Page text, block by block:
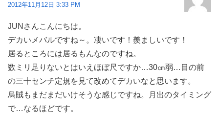
2012年11月12日 3:33 PM
JUNさんこんにちは。
デカいメバルですね～。凄いです！羨ましいです！
居るところには居るもんなのですね。
数ミリ足りないとはいえほぼ尺ですか…30㎝弱…目の前
の三十センチ定規を見て改めてデカいなと思います。
烏賊もまだまだいけそうな感じですね。月出のタイミング
で…なるほどです。